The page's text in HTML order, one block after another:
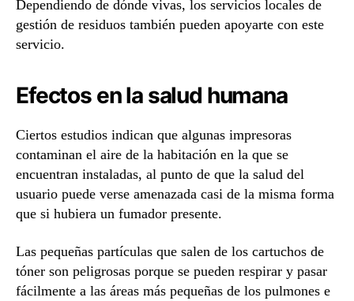
Dependiendo de dónde vivas, los servicios locales de
gestión de residuos también pueden apoyarte con este
servicio.
Efectos en la salud humana
Ciertos estudios indican que algunas impresoras
contaminan el aire de la habitación en la que se
encuentran instaladas, al punto de que la salud del
usuario puede verse amenazada casi de la misma forma
que si hubiera un fumador presente.
Las pequeñas partículas que salen de los cartuchos de
tóner son peligrosas porque se pueden respirar y pasar
fácilmente a las áreas más pequeñas de los pulmones e